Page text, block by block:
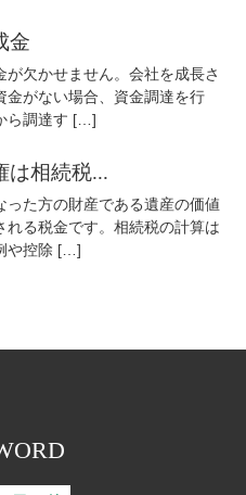
金
が欠かせません。会社を成長さ
金がない場合、資金調達を行
ら調達す […]
は相続税...
った方の財産である遺産の価値
れる税金です。相続税の計算は
や控除 […]